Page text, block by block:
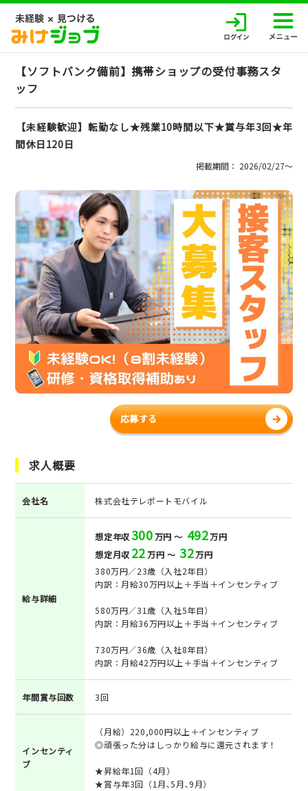
【ソフトバンク備前】携帯ショップの受付事務スタ
ッフ
【未経験歓迎】転勤なし★残業10時間以下★賞与年3回★年
間休日120日
掲載期間： 2026/02/27〜
応募する
求人概要
会社名 株式会社テレポートモバイル
給与詳細
想定年収300万円 ～ 492万円
想定月収 22万円 ～ 32万円
380万円／23歳（入社2年目）
内訳：月給30万円以上＋手当＋インセンティブ
580万円／31歳（入社5年目）
内訳：月給36万円以上＋手当＋インセンティブ
730万円／36歳（入社8年目）
内訳：月給42万円以上＋手当＋インセンティブ
年間賞与回数 3回
インセンティ
ブ
（月給）220,000円以上＋インセンティブ
◎頑張った分はしっかり給与に還元されます！
★昇給年1回（4月）
★賞与年3回（1月､5月､9月）